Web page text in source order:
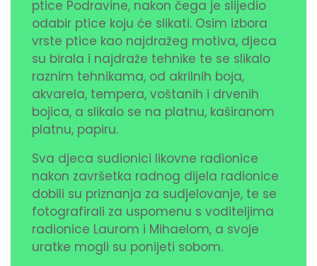
ptice Podravine, nakon čega je slijedio
odabir ptice koju će slikati. Osim izbora
vrste ptice kao najdražeg motiva, djeca
su birala i najdraže tehnike te se slikalo
raznim tehnikama, od akrilnih boja,
akvarela, tempera, voštanih i drvenih
bojica, a slikalo se na platnu, kaširanom
platnu, papiru.
Sva djeca sudionici likovne radionice
nakon završetka radnog dijela radionice
dobili su priznanja za sudjelovanje, te se
fotografirali za uspomenu s voditeljima
radionice Laurom i Mihaelom, a svoje
uratke mogli su ponijeti sobom.